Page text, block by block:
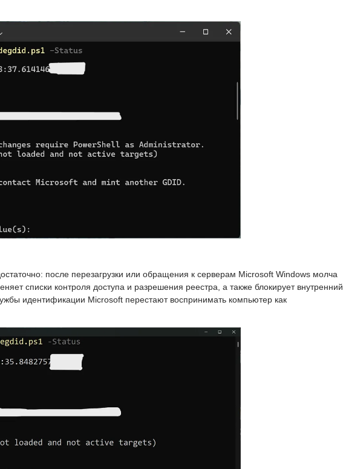
после перезагрузки или обращения к серверам Microsoft Windows молча
списки контроля доступа и разрешения реестра, а также блокирует внутренний
идентификации Microsoft перестают воспринимать компьютер как